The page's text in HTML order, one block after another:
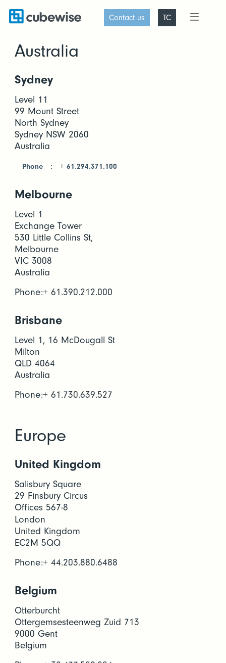
Contact us TC
Australia
Sydney
Level 11
99 Mount Street
North Sydney
Sydney NSW 2060
Australia
Phone : + 61.294.371.100
Melbourne
Level 1
Exchange Tower
530 Little Collins St,
Melbourne
VIC 3008
Australia
Phone:+ 61.390.212.000
Brisbane
Level 1, 16 McDougall St
Milton
QLD 4064
Australia
Phone:+ 61.730.639.527
Europe
United Kingdom
Salisbury Square
29 Finsbury Circus
Offices 567-8
London
United Kingdom
EC2M 5QQ
Phone:+ 44.203.880.6488
Belgium
Otterburcht
Ottergemsesteenweg Zuid 713
9‌000 Gent
Belgium